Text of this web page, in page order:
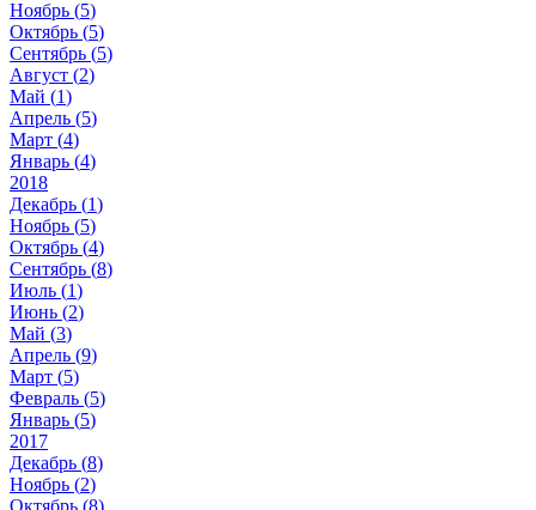
Ноябрь (5)
Октябрь (5)
Сентябрь (5)
Август (2)
Май (1)
Апрель (5)
Март (4)
Январь (4)
2018
Декабрь (1)
Ноябрь (5)
Октябрь (4)
Сентябрь (8)
Июль (1)
Июнь (2)
Май (3)
Апрель (9)
Март (5)
Февраль (5)
Январь (5)
2017
Декабрь (8)
Ноябрь (2)
Октябрь (8)